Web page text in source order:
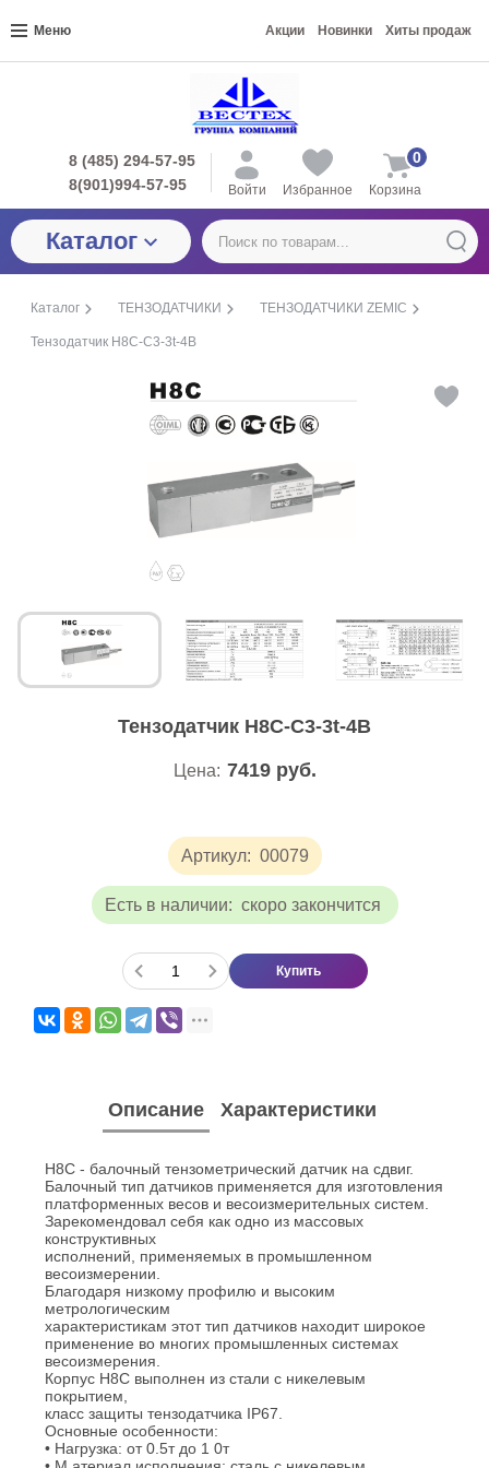
Меню Акции Новинки Хиты продаж
8 (485) 294-57-95
8(901)994-57-95
Войти Избранное Корзина
0
Каталог
Каталог ТЕНЗОДАТЧИКИ ТЕНЗОДАТЧИКИ ZEMIC
Тензодатчик H8C-С3-3t-4В
Тензодатчик H8C-С3-3t-4В
Артикул: 00079
Есть в наличии: скоро закончится
Цена: 7419 руб.
Купить
Описание Характеристики
H8C - балочный тензометрический датчик на сдвиг.
Балочный тип датчиков применяется для изготовления
платформенных весов и весоизмерительных систем.
Зарекомендовал себя как одно из массовых
конструктивных
исполнений, применяемых в промышленном
весоизмерении.
Благодаря низкому профилю и высоким
метрологическим
характеристикам этот тип датчиков находит широкое
применение во многих промышленных системах
весоизмерения.
Корпус H8C выполнен из стали с никелевым
покрытием,
класс защиты тензодатчика IP67.
Основные особенности:
• Нагрузка: от 0.5т до 1 0т